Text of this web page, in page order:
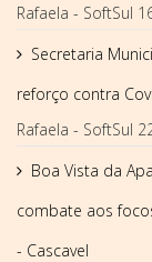
Rafaela - SoftSul
Secretaria
reforço contra
Rafaela - SoftSul
Boa Vista da
combate aos
- Cascavel